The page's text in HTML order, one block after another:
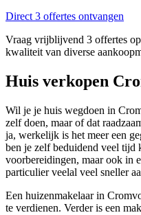
Direct 3 offertes ontvangen
Vraag vrijblijvend 3 offertes
kwaliteit van diverse
Huis verkopen
Wil je je huis wegdoen in
zelf doen, maar of dat
ja, werkelijk is het meer een
ben je zelf beduidend veel tijd
voorbereidingen, maar ook in
particulier veelal veel sneller
Een huizenmakelaar in
te verdienen. Verder is een